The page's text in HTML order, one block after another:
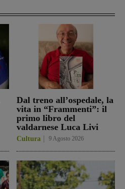
Dal treno all’ospedale, la
vita in “Frammenti”: il
primo libro del
valdarnese Luca Livi
Cultura 9 Agosto 2026